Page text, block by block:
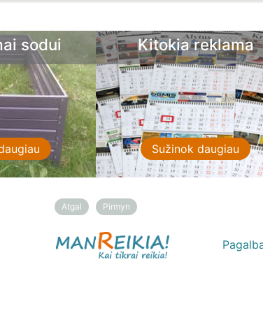
Kitokia reklama
Sužinok daugiau
Atgal Pirmyn